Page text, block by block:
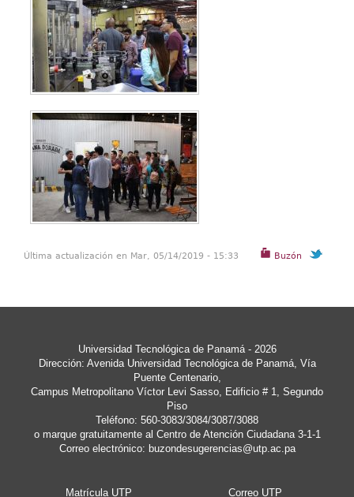
Buzón
Última actualización en Mar, 05/14/2019 - 15:33
Universidad Tecnológica de Panamá - 2026
Dirección: Avenida Universidad Tecnológica de Panamá, Vía
Puente Centenario,
Campus Metropolitano Víctor Levi Sasso, Edificio # 1, Segundo
Piso
Teléfono: 560-3083/3084/3087/3088
o marque gratuitamente al Centro de Atención Ciudadana 3-1-1
Correo electrónico: buzondesugerencias@utp.ac.pa
Matrícula UTP Correo UTP